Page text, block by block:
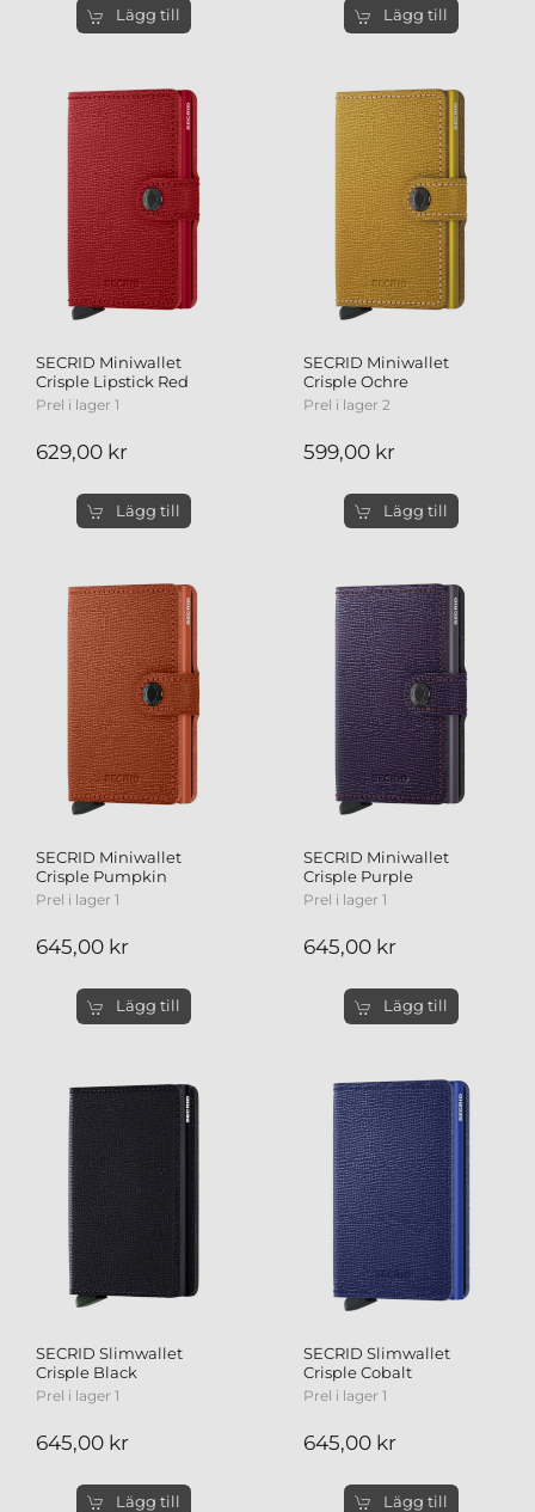
Lägg till Lägg till
SECRID Miniwallet
Crisple Lipstick Red
Prel i lager 1
629,00 kr
Lägg till
SECRID Miniwallet
Crisple Ochre
Prel i lager 2
599,00 kr
Lägg till
SECRID Miniwallet
Crisple Pumpkin
Prel i lager 1
645,00 kr
Lägg till
SECRID Miniwallet
Crisple Purple
Prel i lager 1
645,00 kr
Lägg till
SECRID Slimwallet
Crisple Black
Prel i lager 1
645,00 kr
Lägg till
SECRID Slimwallet
Crisple Cobalt
Prel i lager 1
645,00 kr
Lägg till